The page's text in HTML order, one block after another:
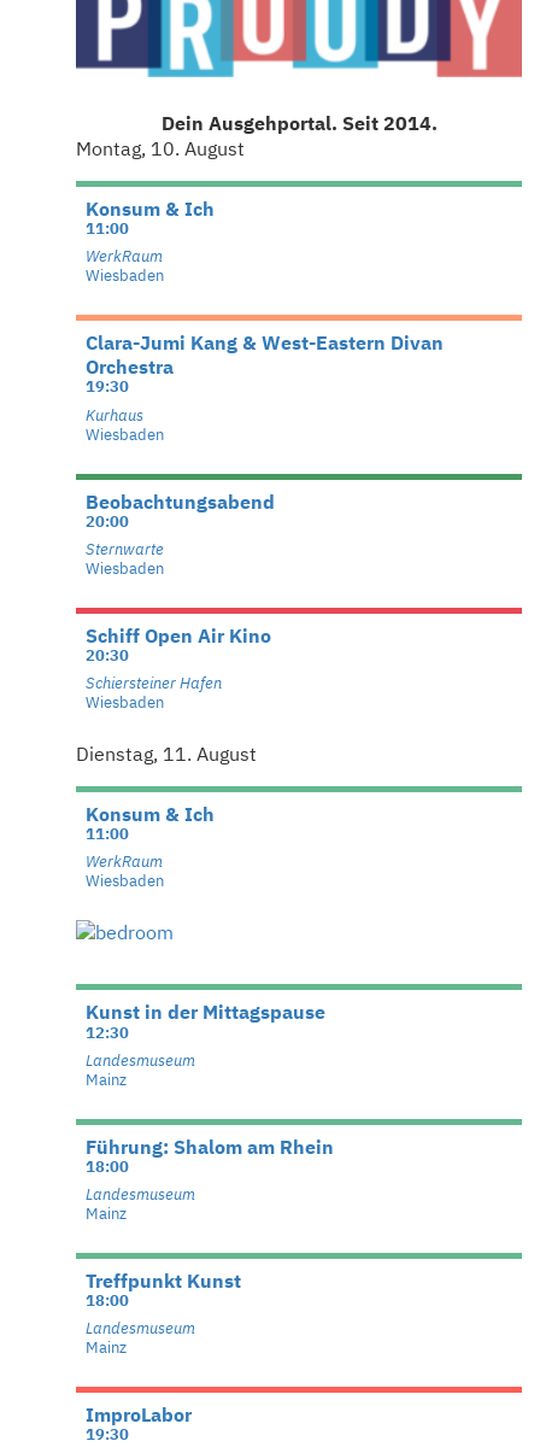
Dein Ausgehportal. Seit 2014.
Montag, 10. August
Konsum & Ich
11:00
WerkRaum
Wiesbaden
Clara-Jumi Kang & West-Eastern Divan
Orchestra
19:30
Kurhaus
Wiesbaden
Beobachtungsabend
20:00
Sternwarte
Wiesbaden
Schiff Open Air Kino
20:30
Schiersteiner Hafen
Wiesbaden
Dienstag, 11. August
Konsum & Ich
11:00
WerkRaum
Wiesbaden
Kunst in der Mittagspause
12:30
Landesmuseum
Mainz
Führung: Shalom am Rhein
18:00
Landesmuseum
Mainz
Treffpunkt Kunst
18:00
Landesmuseum
Mainz
ImproLabor
19:30